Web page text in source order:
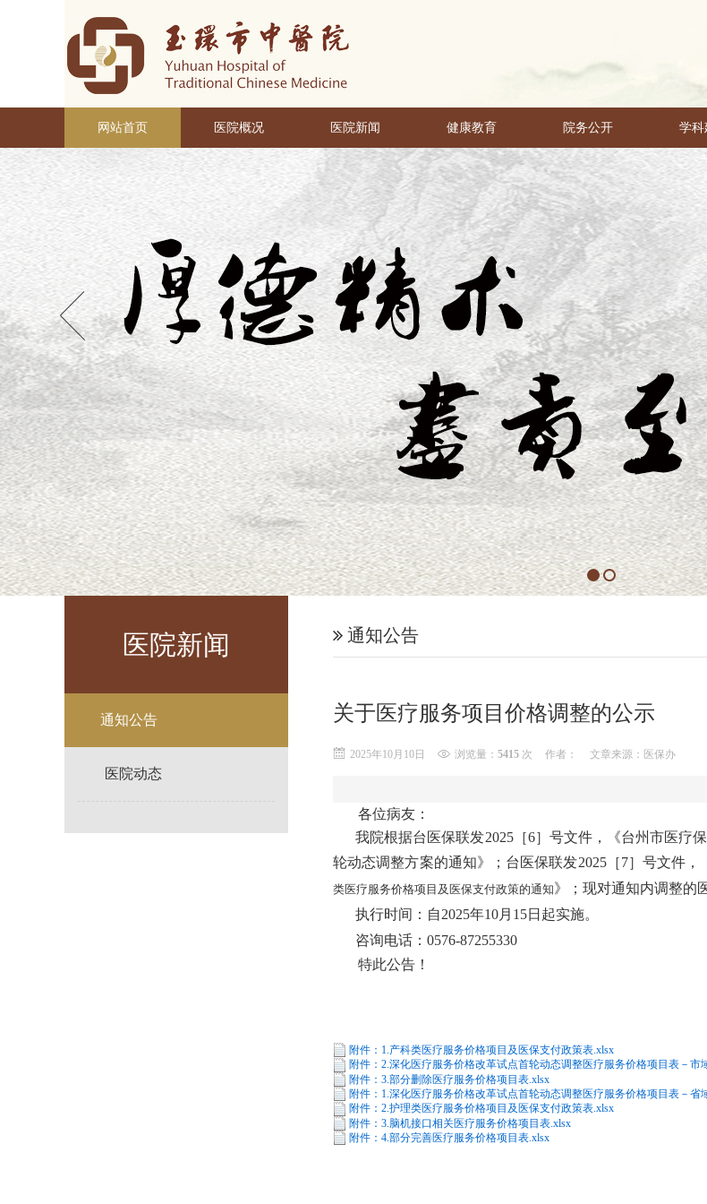
网站首页 医院概况 医院新闻 健康教育 院务公开 学科
医院新闻
通知公告
医院动态
通知公告
关于医疗服务项目价格调整的公示
2025年10月10日 浏览量： 5415 次 作者： 文章来源：医保办
各位病友：
我院根据台医保联发2025［6］号文件，《台州市医疗
轮动态调整方案的通知》；台医保联发2025［7］号文件
类医疗服务价格项目及医保支付政策的通知》；现对通知内调整的
执行时间：自2025年10月15日起实施。
咨询电话：0576-87255330
特此公告！
附件：1.产科类医疗服务价格项目及医保支付政策表.xlsx
附件：2.深化医疗服务价格改革试点首轮动态调整医疗服务价格项目表－市
附件：3.部分删除医疗服务价格项目表.xlsx
附件：1.深化医疗服务价格改革试点首轮动态调整医疗服务价格项目表－省
附件：2.护理类医疗服务价格项目及医保支付政策表.xlsx
附件：3.脑机接口相关医疗服务价格项目表.xlsx
附件：4.部分完善医疗服务价格项目表.xlsx